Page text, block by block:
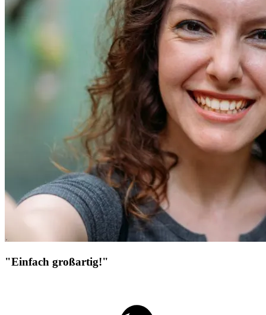
"Einfach großartig!"